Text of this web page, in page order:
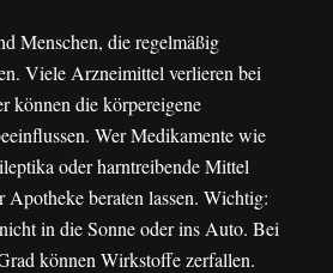
Menschen, die regelmäßig
Viele Arzneimittel verlieren bei
können die körpereigene
Wer Medikamente wie
oder harntreibende Mittel
beraten lassen. Wichtig:
in die Sonne oder ins Auto. Bei
können Wirkstoffe zerfallen.